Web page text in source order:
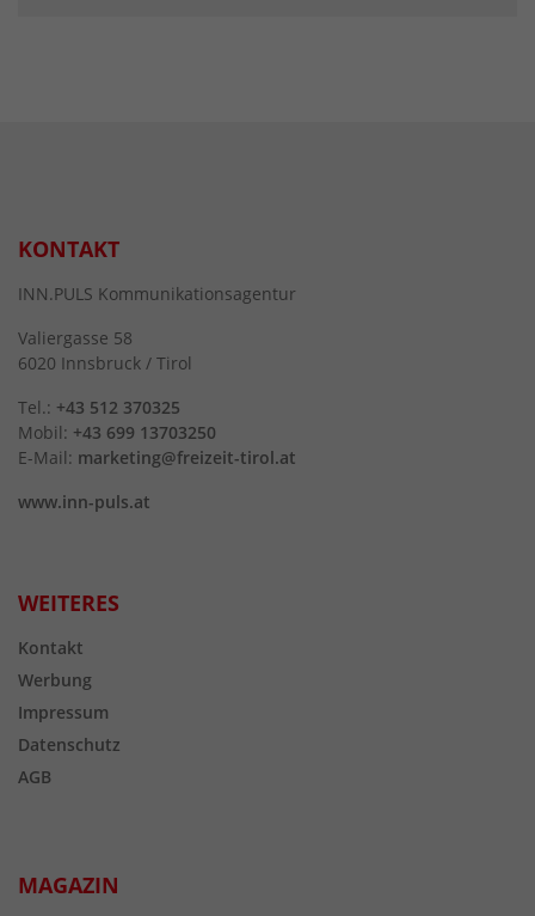
KONTAKT
INN.PULS Kommunikationsagentur
Valiergasse 58
6020 Innsbruck / Tirol
Tel.: +43 512 370325
Mobil: +43 699 13703250
E-Mail: marketing@freizeit-tirol.at
www.inn-puls.at
WEITERES
Kontakt
Werbung
Impressum
Datenschutz
AGB
MAGAZIN